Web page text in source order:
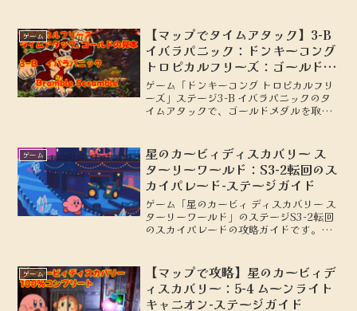
ゲーム
【マップでタイムアタック】3-B
イバラパニック：ドンキーコング
トロピカルフリーズ：ゴールドへ
の道
ゲーム「ドンキーコング トロピカルフリ
ーズ」ステージ3-B イバラパニックのタ
イムアタックで、ゴールドメダルを取る
ゲーム
星のカービィディスカバリー ス
ターリーワールド：S3-2転回のス
カイパレード-ステージガイド
ゲーム「星のカービィ ディスカバリー ス
ターリーワールド」のステージS3-2転回
のスカイパレードの攻略ガイドです。ワ
ゲーム
【マップで攻略】星のカービィデ
ィスカバリー：5-4 ムーンライト
キャニオン-ステージガイド